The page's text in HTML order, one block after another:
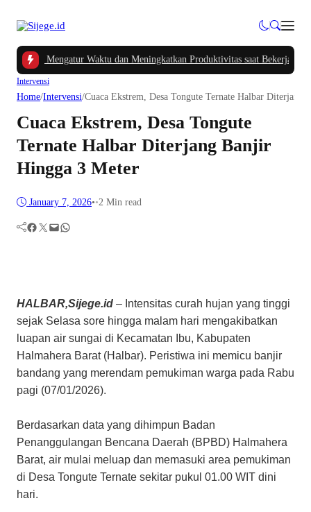
Mengatur Waktu dan Meningkatkan Produktivitas saat Bekerja dari
Intervensi
Home/Intervensi/Cuaca Ekstrem, Desa Tongute Ternate Halbar Diterjang
Cuaca Ekstrem, Desa Tongute
Ternate Halbar Diterjang Banjir
Hingga 3 Meter
January 7, 2026••2 Min read
Facebook Twitter Mail WhatsApp
HALBAR,Sijege.id – Intensitas curah hujan yang tinggi
sejak Selasa sore hingga malam hari mengakibatkan
luapan air sungai di Kecamatan Ibu, Kabupaten
Halmahera Barat (Halbar). Peristiwa ini memicu banjir
bandang yang merendam pemukiman warga pada Rabu
pagi (07/01/2026).
​Berdasarkan data yang dihimpun Badan
Penanggulangan Bencana Daerah (BPBD) Halmahera
Barat, air mulai meluap dan memasuki area pemukiman
di Desa Tongute Ternate sekitar pukul 01.00 WIT dini
hari.